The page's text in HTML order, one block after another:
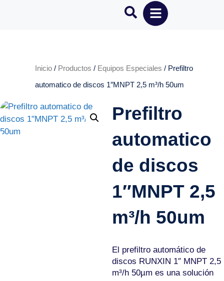
Inicio / Productos / Equipos Especiales / Prefiltro
automatico de discos 1″MNPT 2,5 m³/h 50um
Prefiltro
automatico
de discos
1″MNPT 2,5
m³/h 50um
El prefiltro automático de
discos RUNXIN 1″ MNPT 2,5
m³/h 50µm es una solución